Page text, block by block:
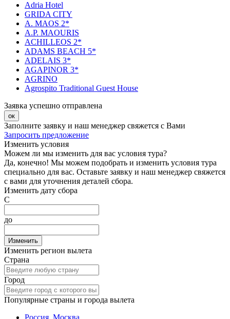
Adria Hotel
GRIDA CITY
A. MAOS 2*
A.P. MAOURIS
ACHILLEOS 2*
ADAMS BEACH 5*
ADELAIS 3*
AGAPINOR 3*
AGRINO
Agrospito Traditional Guest House
Заявка успешно отправлена
ок
Заполните заявку и наш менеджер свяжется с Вами
Запросить предложение
Изменить условия
Можем ли мы изменить для вас условия тура?
Да, конечно! Мы можем подобрать и изменить условия тура
специально для вас. Оставьте заявку и наш менеджер свяжется
с вами для уточнения деталей сбора.
Изменить дату сбора
С
до
Изменить
Изменить регион вылета
Страна
Город
Популярные страны и города вылета